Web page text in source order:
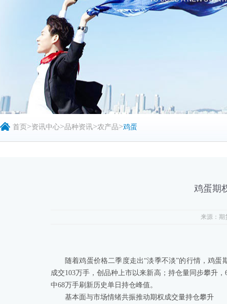
首页 >资讯中心>品种资讯>农产品>鸡蛋
鸡蛋期
来源：
随着鸡蛋价格二季度走出“淡季不淡”的行情，鸡
成交103万手，创品种上市以来新高；持仓量同步攀升
中68万手刷新历史单日持仓峰值。
基本面与市场情绪共振推动期权成交量持仓攀升